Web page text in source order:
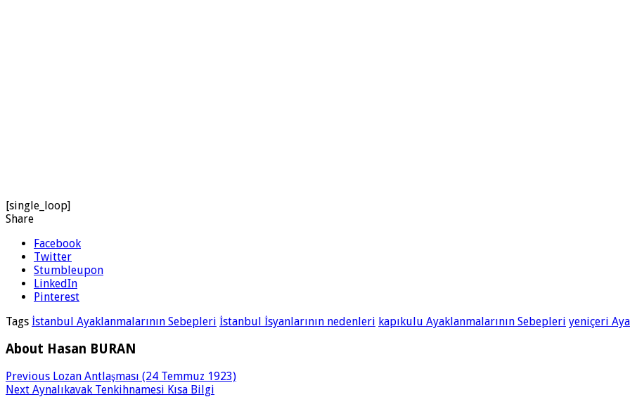
[single_loop]
Share
Facebook
Twitter
Stumbleupon
LinkedIn
Pinterest
Tags İstanbul Ayaklanmalarının Sebepleri İstanbul İsyanlarının nedenleri kapıkulu Ayaklanmalarının Sebepleri yeniçeri
About Hasan BURAN
Previous Lozan Antlaşması (24 Temmuz 1923)
Next Aynalıkavak Tenkihnamesi Kısa Bilgi